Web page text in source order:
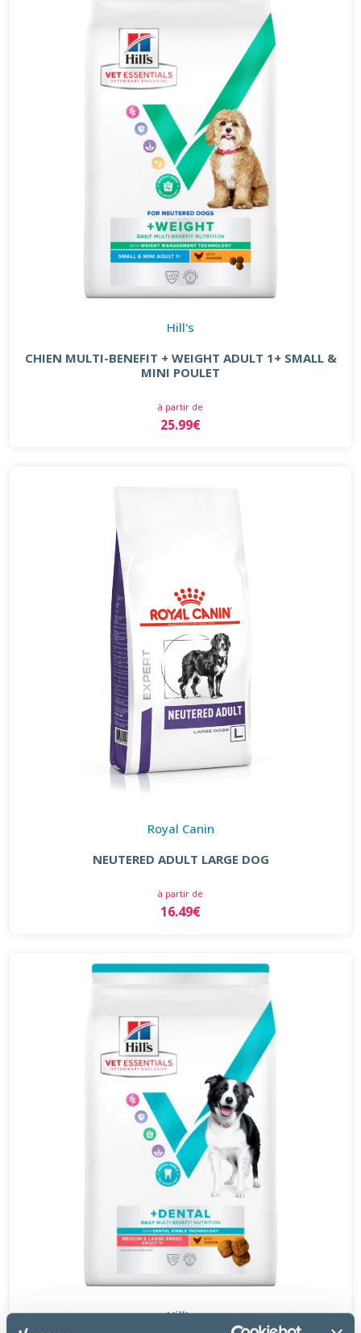
Hill's
CHIEN MULTI-BENEFIT + WEIGHT ADULT 1+ SMALL &
MINI POULET
à partir de
25.99€
Royal Canin
NEUTERED ADULT LARGE DOG
à partir de
16.49€
Hill's